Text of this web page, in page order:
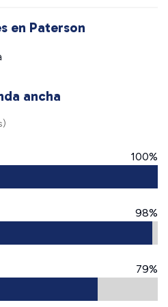
en Paterson
ancha
100%
98%
79%